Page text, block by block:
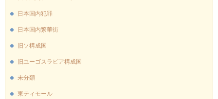
日本国内犯罪
日本国内繁華街
旧ソ構成国
旧ユーゴスラビア構成国
未分類
東ティモール